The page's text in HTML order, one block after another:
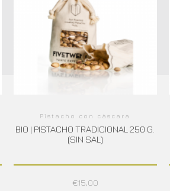
Pistacho con cáscara
BIO | PISTACHO TRADICIONAL 250 G.
(SIN SAL)
€15,00